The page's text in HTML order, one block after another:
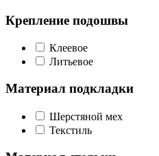
Крепление подошвы
Клеевое
Литьевое
Материал подкладки
Шерстяной мех
Текстиль